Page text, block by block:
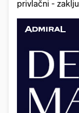
privlačni -